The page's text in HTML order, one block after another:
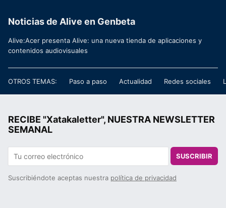
Noticias de Alive en Genbeta
Alive:Acer presenta Alive: una nueva tienda de aplicaciones y
contenidos audiovisuales
OTROS TEMAS: Paso a paso Actualidad Redes sociales
RECIBE "Xatakaletter", NUESTRA NEWSLETTER
SEMANAL
SUSCRIBIR
Suscribiéndote aceptas nuestra política de privacidad